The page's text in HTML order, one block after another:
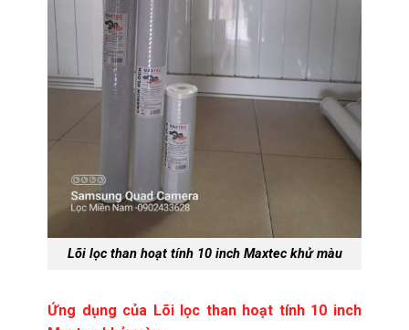
Lõi lọc than hoạt tính 10 inch Maxtec khử màu
Ứng dụng của Lõi lọc than hoạt tính 10 inch